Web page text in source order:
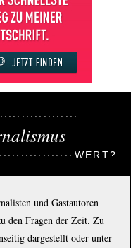
WERT?
und Gastautoren
den Fragen der Zeit. Zu
dargestellt oder unter